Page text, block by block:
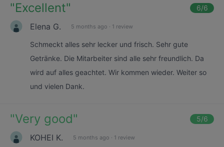
"Excellent" 6/6
Elena G. 5 months ago · 1 review
Schmeckt alles sehr lecker und frisch. Sehr gute
Getränke. Die Mitarbeiter sind alle sehr freundlich. Da
wird auf alles geachtet. Wir kommen wieder. Weiter so
und vielen Dank.
"Very good" 5/6
KOHEI K. 5 months ago · 1 review